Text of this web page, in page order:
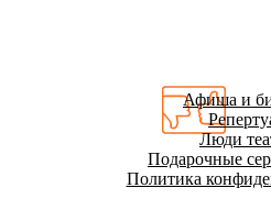
Афиша и
Люди
Подарочные
Политика